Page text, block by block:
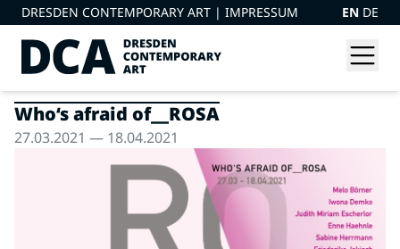
DRESDEN CONTEMPORARY ART | IMPRESSUM EN DE
Who‘s afraid of__ROSA
27.03.2021 — 18.04.2021